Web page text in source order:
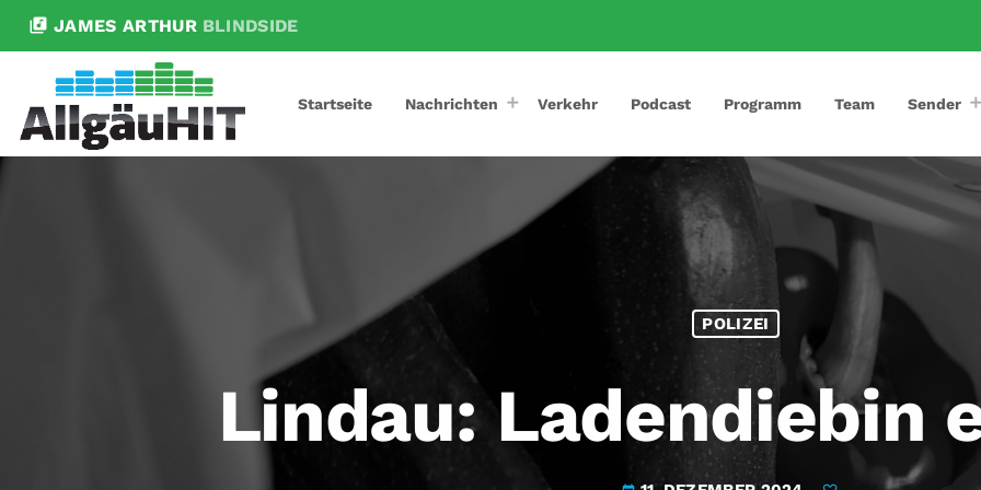
library_music JAMES ARTHUR BLINDSIDE
Startseite Nachrichten Verkehr Podcast Programm Team Sender
POLIZEI
Lindau: Ladendiebin